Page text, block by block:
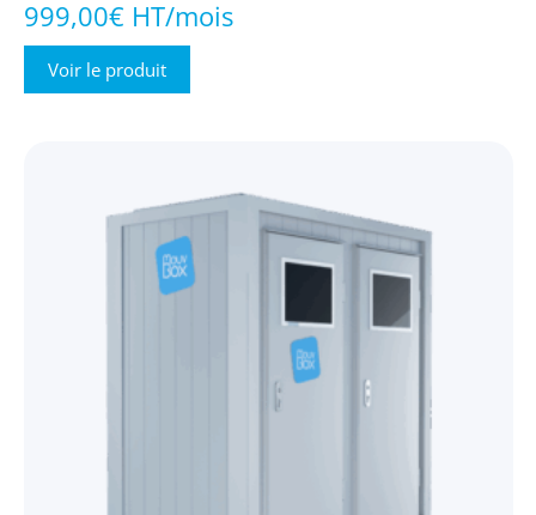
999,00€ HT/mois
Voir le produit